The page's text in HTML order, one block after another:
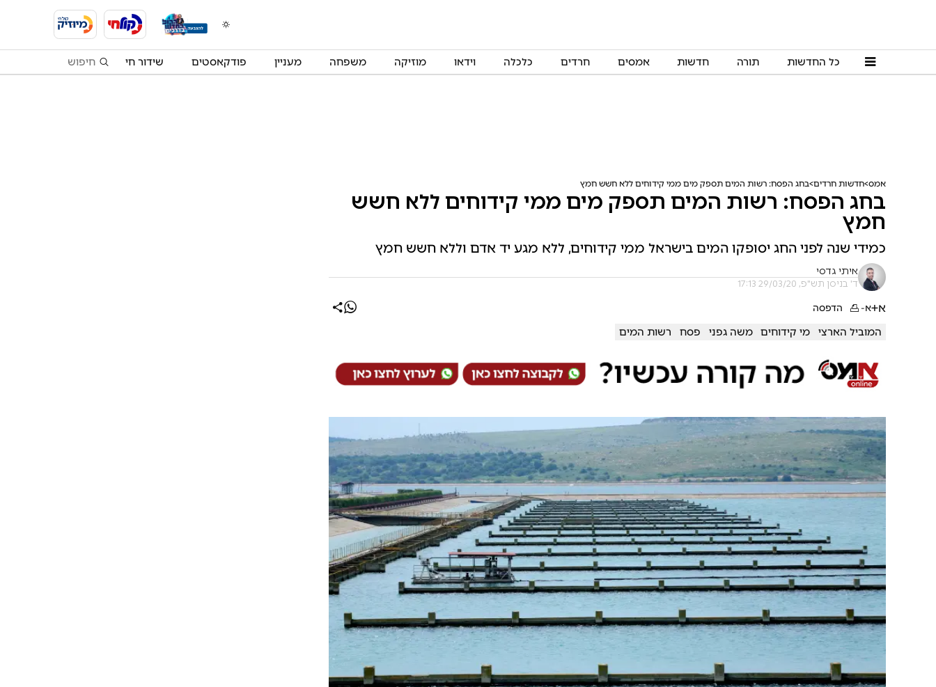
כל החדשות תורה חדשות אמסים חרדים כלכלה וידאו מוזיקה משפחה מעניין פודקאסטים שידור חי
אמס חדשות חרדים בחג הפסח: רשות המים תספק מים ממי קידוחים ללא חשש חמץ
בחג הפסח: רשות המים תספק מים ממי קידוחים ללא חשש
חמץ
כמידי שנה לפני החג יסופקו המים בישראל ממי קידוחים, ללא מגע יד אדם וללא חשש חמץ
איתי גדסי
ד' בניסן תש"פ, 29/03/20 17:13
א+א- הדפסה
המוביל הארצי מי קידוחים משה גפני פסח רשות המים